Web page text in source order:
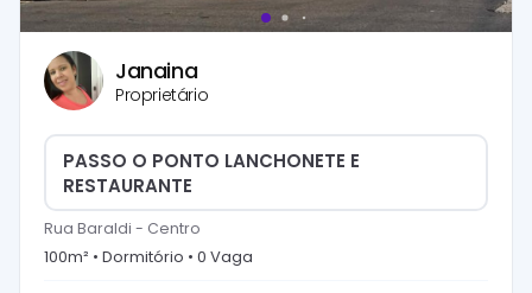
Janaina
Proprietário
PASSO O PONTO LANCHONETE E
RESTAURANTE
Rua Baraldi - Centro
100m² • Dormitório • 0 Vaga